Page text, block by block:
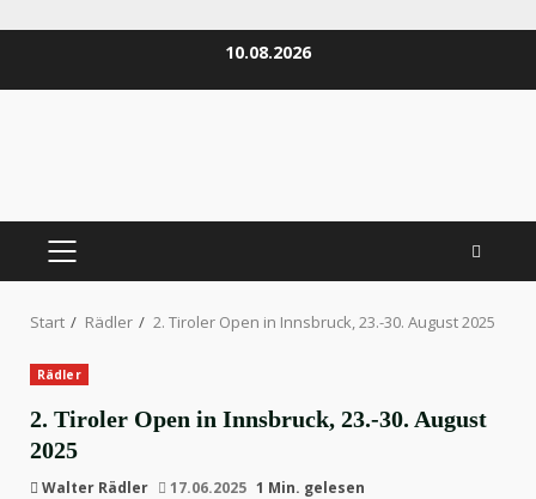
10.08.2026
PRIMÄRES
Start Rädler 2. Tiroler Open in Innsbruck, 23.-30. August 2025
Rädler
2. Tiroler Open in Innsbruck, 23.-30. August
2025
Walter Rädler 17.06.2025 1 Min. gelesen